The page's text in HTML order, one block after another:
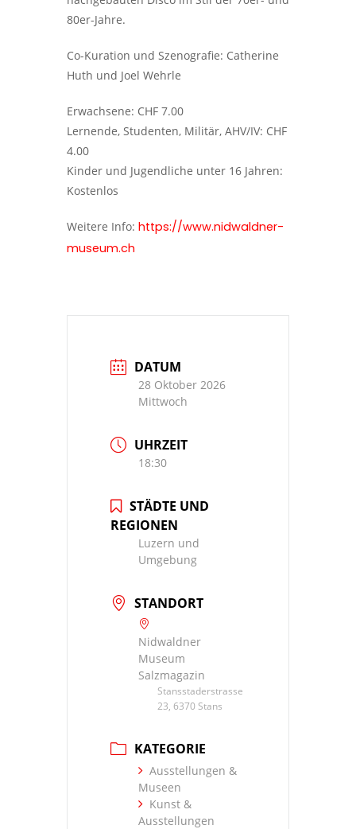
80er-Jahre.
Co-Kuration und Szenografie: Catherine
Huth und Joel Wehrle
Erwachsene: CHF 7.00
Lernende, Studenten, Militär, AHV/IV: CHF
4.00
Kinder und Jugendliche unter 16 Jahren:
Kostenlos
Weitere Info: https://www.nidwaldner-
museum.ch
DATUM
28 Oktober 2026
Mittwoch
UHRZEIT
18:30
STÄDTE UND
REGIONEN
Luzern und
Umgebung
STANDORT
Nidwaldner
Museum
Salzmagazin
Stansstaderstrasse
23, 6370 Stans
KATEGORIE
Ausstellungen &
Museen
Kunst &
Ausstellungen